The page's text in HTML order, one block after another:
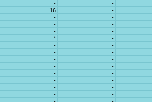
-
-
16
-
-
-
-
-
-
-
*
-
-
-
-
-
-
-
-
-
-
-
-
-
-
-
-
-